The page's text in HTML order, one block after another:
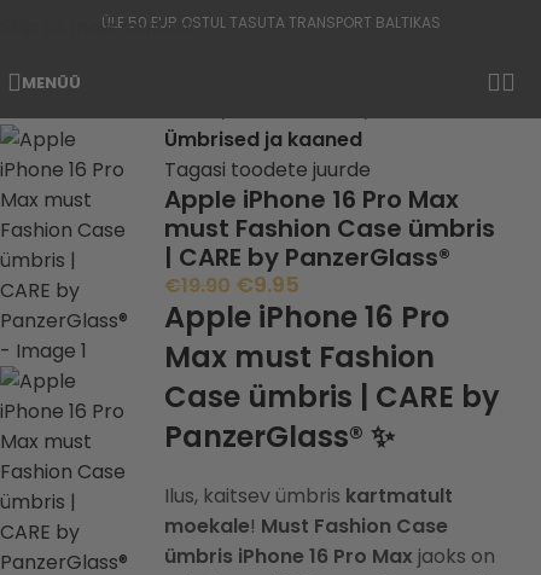
Skip to main content
ÜLE 50 EUR OSTUL TASUTA TRANSPORT BALTIKAS
MENÜÜ
Ümbrised ja kaaned
Tagasi toodete juurde
Apple iPhone 16 Pro Max
must Fashion Case ümbris
| CARE by PanzerGlass®
€19.90 €9.95
Apple iPhone 16 Pro
Max must Fashion
Case ümbris | CARE by
PanzerGlass® ✨
Ilus, kaitsev ümbris kartmatult
moekale! Must Fashion Case
ümbris iPhone 16 Pro Max jaoks on